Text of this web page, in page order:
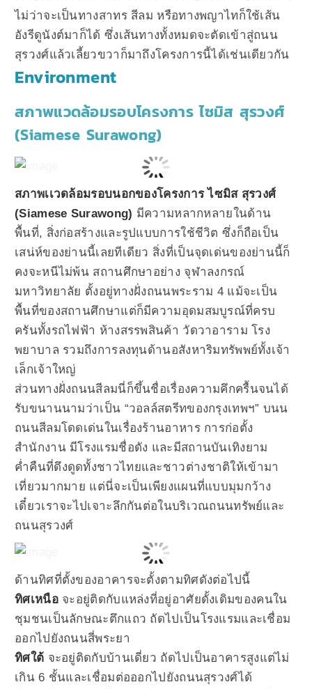
ไม่ว่าจะเป็นทางสาทร สีลม หรือทางพญาไทก็ใช้เส้น
อังรีดูนังต์มาก็ได้ ซึ่งเส้นทางทั้งหมดจะตัดเข้าสู่ถนน
สุรวงศ์แล้วเลี้ยวขวาก็มาถึงโครงการนี้ได้เช่นเดียวกัน
Environment
สภาพแวดล้อมรอบโครงการ ไซมิส สุรวงศ์
(Siamese Surawong)
สภาพเเวดล้อมรอบนอกของโครงการ ไซมิส สุรวงศ์
(Siamese Surawong) มีความหลากหลายในด้าน
พื้นที่, สิ่งก่อสร้างและรูปแบบการใช้ชีวิต ซึ่งก็ถือเป็น
เสน่ห์ของย่านนี้เลยทีเดียว สิ่งที่เป็นจุดเด่นของย่านนี้ก็
คงจะหนีไม่พ้น สถานศึกษาอย่าง จุฬาลงกรณ์
มหาวิทยาลัย ตั้งอยู่ทางฝั่งถนนพระราม 4 แม้จะเป็น
พื้นที่ของสถานศึกษาแต่ก็มีความอุดมสมบูรณ์ที่ครบ
ครันทั้งรถไฟฟ้า ห้างสรรพสินค้า วัดวาอาราม โรง
พยาบาล รวมถึงการลงทุนด้านอสังหาริมทรัพพย์ทั้งเจ้า
เล็กเจ้าใหญ่
ส่วนทางฝั่งถนนสีลมนี่ก็ขึ้นชื่อเรื่องความคึกครื้นจนได้
รับขนานนามว่าเป็น “วอลล์สตรีทของกรุงเทพฯ” บนน
ถนนสีลมโดดเด่นในเรื่องร้านอาหาร การก่อตั้ง
สำนักงาน มีโรงแรมชื่อดัง และมีสถานบันเทิงยาม
ค่ำคืนที่ดึงดูดทั้งชาวไทยและชาวต่างชาติให้เข้ามา
เที่ยวมากมาย แต่นี่จะเป็นเพียงแผนที่แบบมุมกว้าง
เดี๋ยวเราจะไปเจาะลึกกันต่อในบริเวณถนนทรัพย์และ
ถนนสุรวงศ์
ด้านทิศที่ตั้งของอาคารจะตั้งตามทิศดังต่อไปนี้
ทิศเหนือจะอยู่ติดกับแหล่งที่อยู่อาศัยดั้งเดิมของคนใน
ชุมชนเป็นลักษณะตึกแถว ถัดไปเป็นโรงแรมและเชื่อม
ออกไปยังถนนสี่พระยา
ทิศใต้ จะอยู่ติดกับบ้านเดี่ยว ถัดไปเป็นอาคารสูงแต่ไม่
เกิน 6 ชั้นและเชื่อมต่อออกไปยังถนนสุรวงศ์ได้